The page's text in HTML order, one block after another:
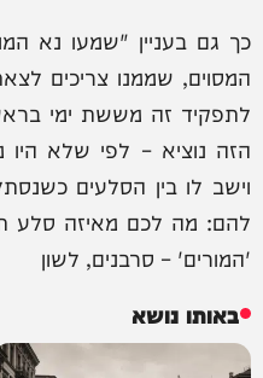
כך גם בעניין "שמעו נא
המסוים, שממנו צריכים
לתפקיד זה מששת ימי
הזה נוציא – לפי שלא היו
וישב לו בין הסלעים
להם: מה לכם מאיזה סלע
'המורים' – סרבנים, לשון
באותו נושא